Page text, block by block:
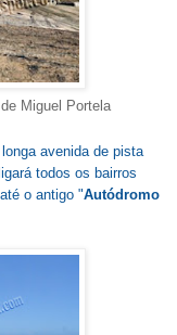
Miguel Portela
avenida de pista
todos os bairros
o antigo "Autódromo